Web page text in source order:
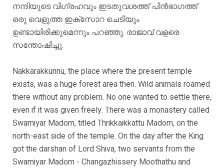
നന്ദിയുടെ വിഗ്രഹവും ഇടതുവശത്ത് പിൻഭാഗത്ത്
ഒരു വെളുത്ത ഇക്സോറ ചെടിയും
ഉണ്ടായിരിക്കുമെന്നും പറഞ്ഞു. രാജാവ് വളരെ
സന്തോഷിച്ചു.
Nakkarakkunnu, the place where the present temple
exists, was a huge forest area then. Wild animals roamed
there without any problem. No one wanted to settle there,
even if it was given freely. There was a monastery called
Swamiyar Madom, titled Thrikkaikkattu Madom, on the
north-east side of the temple. On the day after the King
got the darshan of Lord Shiva, two servants from the
Swamiyar Madom - Changazhissery Moothathu and